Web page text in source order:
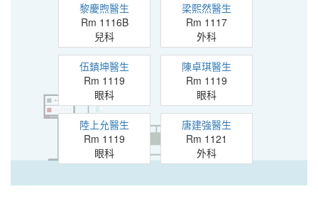
黎慶煦醫生
Rm 1116B
兒科
梁熙然醫生
Rm 1117
外科
伍鎮坤醫生
Rm 1119
眼科
陳卓琪醫生
Rm 1119
眼科
陸上允醫生
Rm 1119
眼科
唐建強醫生
Rm 1121
外科